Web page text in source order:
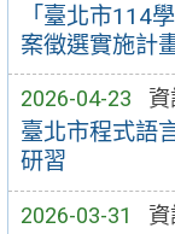
「臺北市114
案徵選實施計
2026-04-23 資
臺北市程式語
研習
2026-03-31 資